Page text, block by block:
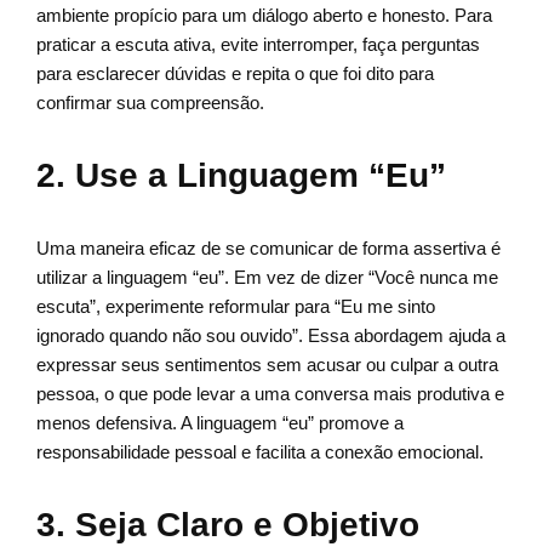
ambiente propício para um diálogo aberto e honesto. Para
praticar a escuta ativa, evite interromper, faça perguntas
para esclarecer dúvidas e repita o que foi dito para
confirmar sua compreensão.
2. Use a Linguagem “Eu”
Uma maneira eficaz de se comunicar de forma assertiva é
utilizar a linguagem “eu”. Em vez de dizer “Você nunca me
escuta”, experimente reformular para “Eu me sinto
ignorado quando não sou ouvido”. Essa abordagem ajuda a
expressar seus sentimentos sem acusar ou culpar a outra
pessoa, o que pode levar a uma conversa mais produtiva e
menos defensiva. A linguagem “eu” promove a
responsabilidade pessoal e facilita a conexão emocional.
3. Seja Claro e Objetivo